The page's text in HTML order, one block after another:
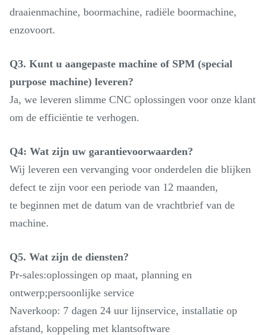
draaienmachine, boormachine, radiële boormachine,
enzovoort.
Q3. Kunt u aangepaste machine of SPM (special
purpose machine) leveren?
Ja, we leveren slimme CNC oplossingen voor onze klant
om de efficiëntie te verhogen.
Q4: Wat zijn uw garantievoorwaarden?
Wij leveren een vervanging voor onderdelen die blijken
defect te zijn voor een periode van 12 maanden,
te beginnen met de datum van de vrachtbrief van de
machine.
Q5. Wat zijn de diensten?
Pr-sales:oplossingen op maat, planning en
ontwerp;persoonlijke service
Naverkoop: 7 dagen 24 uur lijnservice, installatie op
afstand, koppeling met klantsoftware